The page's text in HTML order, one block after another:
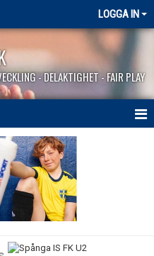
LOGGA IN
- DELAKTIGHET - FAIR PLAY